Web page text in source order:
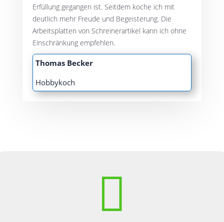
Erfül­lung gegan­gen ist. Seit­dem koche ich mit
deut­lich mehr Freu­de und Begeis­te­rung. Die
Arbeits­plat­ten von Schrei­ner­ar­ti­kel kann ich ohne
Ein­schrän­kung empfehlen.
Tho­mas Becker
Hob­by­koch
